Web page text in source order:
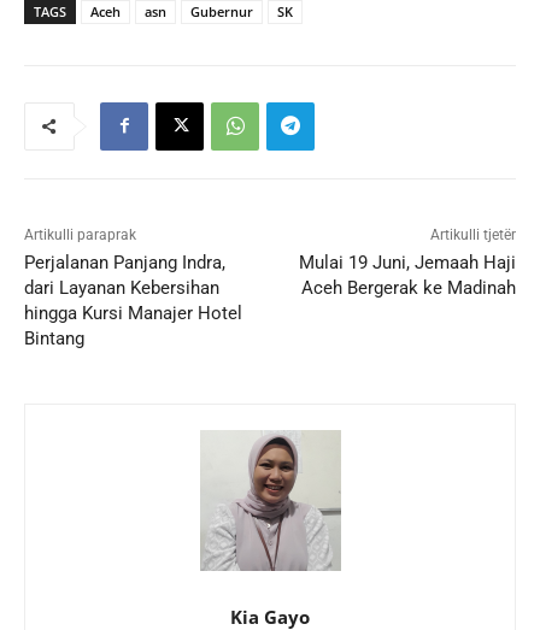
TAGS Aceh asn Gubernur SK
Artikulli paraprak
Perjalanan Panjang Indra,
dari Layanan Kebersihan
hingga Kursi Manajer Hotel
Bintang
Artikulli tjetër
Mulai 19 Juni, Jemaah Haji
Aceh Bergerak ke Madinah
Kia Gayo